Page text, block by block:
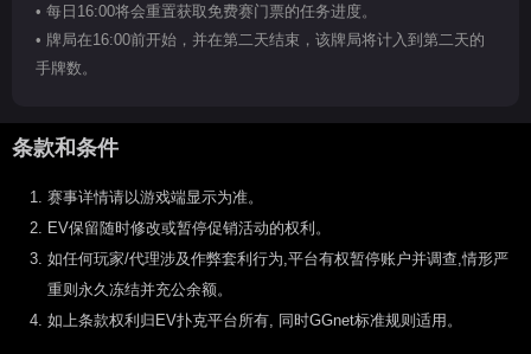
• 每日16:00将会重置获取免费赛门票的任务进度。
• 牌局在16:00前开始，并在第二天结束，该牌局将计入到第二天的
手牌数。
条款和条件
赛事详情请以游戏端显示为准。
EV保留随时修改或暂停促销活动的权利。
如任何玩家/代理涉及作弊套利行为,平台有权暂停账户并调查,情形严
重则永久冻结并充公余额。
如上条款权利归EV扑克平台所有, 同时GGnet标准规则适用。